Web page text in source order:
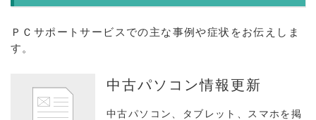
ＰＣサポートサービスでの主な事例や症状をお伝えしま
す。
中古パソコン情報更新
中古パソコン、タブレット、スマホを掲